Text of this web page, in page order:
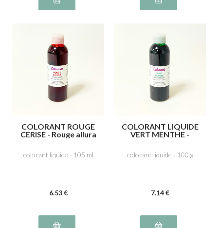
COLORANT ROUGE
CERISE - Rouge allura
colorant liquide - 105 ml
6.53 €
COLORANT LIQUIDE
VERT MENTHE -
colorant liquide - 100 g
7.14 €